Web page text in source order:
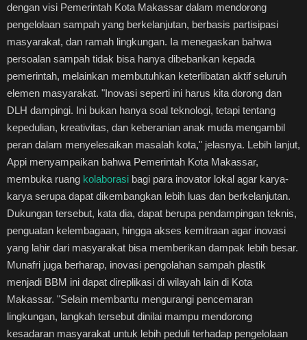
dengan visi Pemerintah Kota Makassar dalam mendorong
pengelolaan sampah yang berkelanjutan, berbasis partisipasi
masyarakat, dan ramah lingkungan. Ia menegaskan bahwa
persoalan sampah tidak bisa hanya dibebankan kepada
pemerintah, melainkan membutuhkan keterlibatan aktif seluruh
elemen masyarakat. "Inovasi seperti ini harus kita dorong dan
DLH dampingi. Ini bukan hanya soal teknologi, tetapi tentang
kepedulian, kreativitas, dan keberanian anak muda mengambil
peran dalam menyelesaikan masalah kota," jelasnya. Lebih lanjut,
Appi menyampaikan bahwa Pemerintah Kota Makassar,
membuka ruang kolaborasi bagi para inovator lokal agar karya-
karya serupa dapat dikembangkan lebih luas dan berkelanjutan.
Dukungan tersebut, kata dia, dapat berupa pendampingan teknis,
penguatan kelembagaan, hingga akses kemitraan agar inovasi
yang lahir dari masyarakat bisa memberikan dampak lebih besar.
Munafri juga berharap, inovasi pengolahan sampah plastik
menjadi BBM ini dapat direplikasi di wilayah lain di Kota
Makassar. "Selain membantu mengurangi pencemaran
lingkungan, langkah tersebut dinilai mampu mendorong
kesadaran masyarakat untuk lebih peduli terhadap pengelolaan